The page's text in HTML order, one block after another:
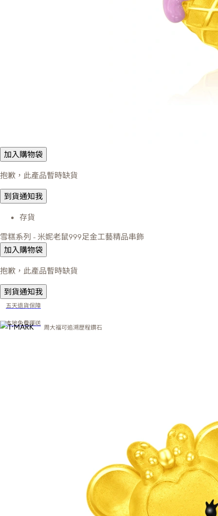
加入購物袋
抱歉，此產品暫時缺貨
到貨通知我
存貨
雪糕系列 - 米妮老鼠999足金工藝精品串飾
加入購物袋
抱歉，此產品暫時缺貨
到貨通知我
五天退貨保障
本地免費運送
周大福可追溯歷程鑽石